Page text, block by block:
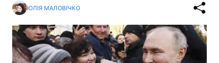
ЮЛІЯ МАЛОВІЧКО